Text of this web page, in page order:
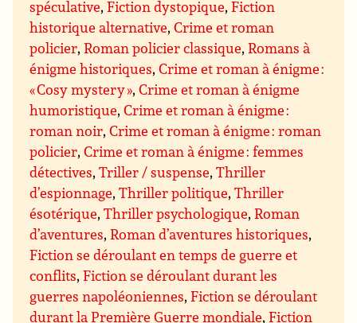
spéculative,Fiction dystopique,Fiction
historique alternative,Crime et roman
policier,Roman policier classique,Romans à
énigme historiques,Crime et roman à énigme :
« Cosy mystery »,Crime et roman à énigme
humoristique,Crime et roman à énigme :
roman noir,Crime et roman à énigme : roman
policier,Crime et roman à énigme : femmes
détectives,Triller / suspense,Thriller
d’espionnage,Thriller politique,Thriller
ésotérique,Thriller psychologique,Roman
d’aventures,Roman d’aventures historiques,
Fiction se déroulant en temps de guerre et
conflits,Fiction se déroulant durant les
guerres napoléoniennes,Fiction se déroulant
durant la Première Guerre mondiale,Fiction